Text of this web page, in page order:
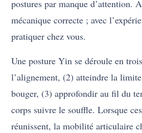
postures par manque d’attention.
mécanique correcte ; avec
pratiquer chez vous.
Une posture Yin se déroule en
l’alignement, (2) atteindre la
bouger, (3) approfondir au fil du
corps suivre le souffle. Lorsque
réunissent, la mobilité articulaire